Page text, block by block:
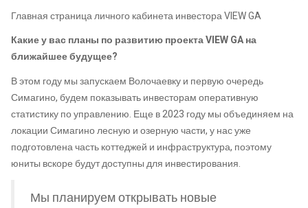
Главная страница личного кабинета инвестора VIEW GA
Какие у вас планы по развитию проекта VIEW GA на
ближайшее будущее?
В этом году мы запускаем Волочаевку и первую очередь
Симагино, будем показывать инвесторам оперативную
статистику по управлению. Еще в 2023 году мы объединяем на
локации Симагино лесную и озерную части, у нас уже
подготовлена часть коттеджей и инфраструктура, поэтому
юниты вскоре будут доступны для инвестирования.
Мы планируем открывать новые